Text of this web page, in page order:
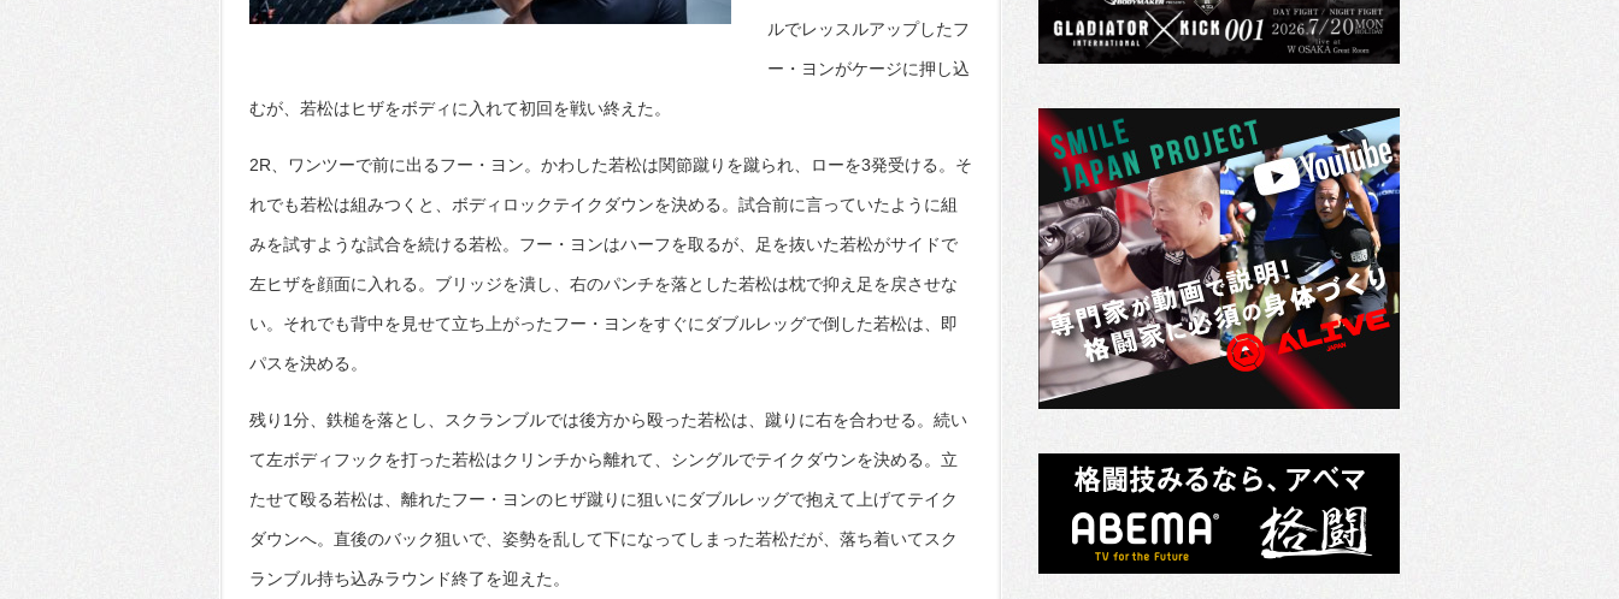
ルでレッスルアップしたフ
ー・ヨンがケージに押し込
むが、若松はヒザをボディに入れて初回を戦い終えた。
2R、ワンツーで前に出るフー・ヨン。かわした若松は関節蹴りを蹴られ、ローを3発受ける。そ
れでも若松は組みつくと、ボディロックテイクダウンを決める。試合前に言っていたように組
みを試すような試合を続ける若松。フー・ヨンはハーフを取るが、足を抜いた若松がサイドで
左ヒザを顔面に入れる。ブリッジを潰し、右のパンチを落とした若松は枕で抑え足を戻させな
い。それでも背中を見せて立ち上がったフー・ヨンをすぐにダブルレッグで倒した若松は、即
パスを決める。
残り1分、鉄槌を落とし、スクランブルでは後方から殴った若松は、蹴りに右を合わせる。続い
て左ボディフックを打った若松はクリンチから離れて、シングルでテイクダウンを決める。立
たせて殴る若松は、離れたフー・ヨンのヒザ蹴りに狙いにダブルレッグで抱えて上げてテイク
ダウンへ。直後のバック狙いで、姿勢を乱して下になってしまった若松だが、落ち着いてスク
ランブル持ち込みラウンド終了を迎えた。